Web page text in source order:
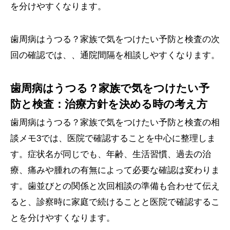
を分けやすくなります。
歯周病はうつる？家族で気をつけたい予防と検査の次
回の確認では、、通院間隔を相談しやすくなります。
歯周病はうつる？家族で気をつけたい予
防と検査：治療方針を決める時の考え方
歯周病はうつる？家族で気をつけたい予防と検査の相
談メモ3では、医院で確認することを中心に整理しま
す。症状名が同じでも、年齢、生活習慣、過去の治
療、痛みや腫れの有無によって必要な確認は変わりま
す。歯並びとの関係と次回相談の準備も合わせて伝え
ると、診察時に家庭で続けることと医院で確認するこ
とを分けやすくなります。